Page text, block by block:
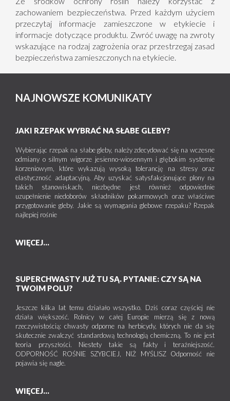
wzrost plonu i jego jakości
ograniczenie strat spowodowanych żerowaniem
larw śmietkowatych
zachowaniem bezpieczeństwa. Przed każdym użyciem
przeczytaj informacje zamieszczone w etykiecie i
informacje dotyczące produktu. Zwróć uwagę na zwroty
wskazujące na rodzaj zagrożenia oraz przestrzegaj zasad
bezpieczeństwa zamieszczonych na etykiecie.
NAJNOWSZE KOMUNIKATY
JAKI RZEPAK WYBRAĆ NA SŁABE GLEBY?
Wybierając rzepak na słabe gleby, należy zdecydować się na wczesne
odmiany o silnym wigorze jesienno-wiosennym i głębokim systemie
korzeniowym, które wykazują wysoką tolerancję na stresy oraz
elastyczność adaptacyjną. Aby uzyskać satysfakcjonujące plony na
takich stanowiskach, niezbędne jest również odpowiednie
uzupełnienie niedoborów składników pokarmowych oraz właściwe
przygotowanie gleby. Jakie są wymagania glebowe rzepaku? Rzepak
najlepiej rośnie
WIĘCEJ...
SUPERCHWASTY JUŻ TU SĄ. PYTANIE: CZY SĄ NA
TWOIM POLU?
Jeszcze kilka lat temu działało wszystko. Dziś coraz częściej nie
działa większość. Rolnicy w całej Europie mierzą się z nową
rzeczywistością: chwasty odporne na herbicydy, których nie da się
skutecznie zwalczyć standardową technologią chemiczną. To nie jest
teoria przyszłości. Niestety takie są fakty i teraźniejszość.
ODPORNOŚĆ ROŚNIE SZYBCIEJ, NIŻ MYŚLISZ Odporność nie
pojawia się nagle.
WIĘCEJ...